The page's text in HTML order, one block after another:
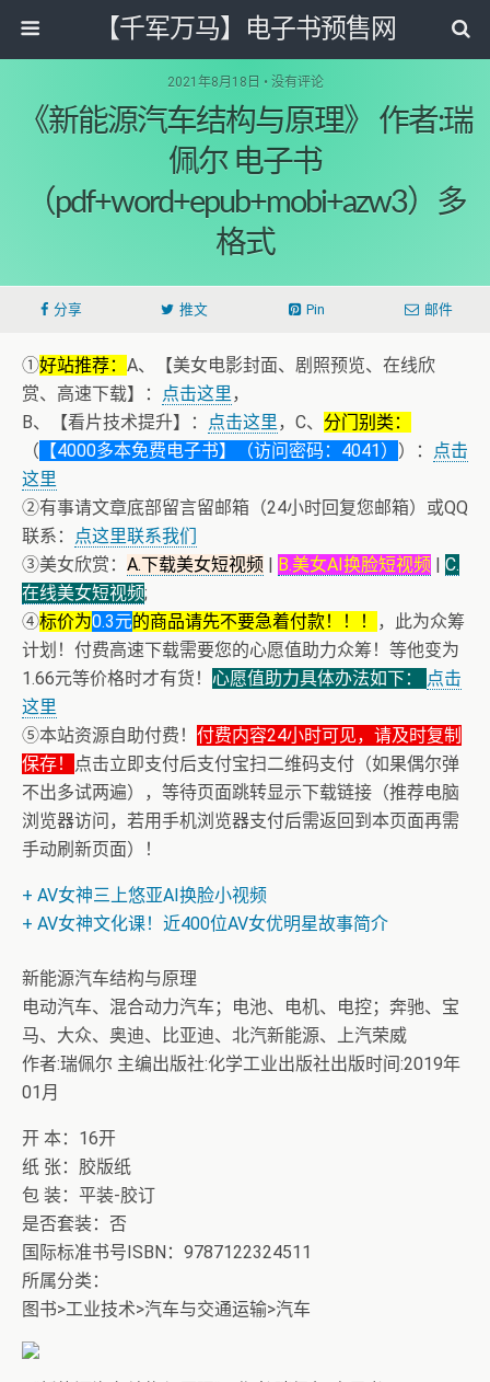
【千军万马】电子书预售网
2021年8月18日 • 没有评论
《新能源汽车结构与原理》 作者:瑞
佩尔 电子书
（pdf+word+epub+mobi+azw3）多
格式
分享 推文 Pin 邮件
①好站推荐： A、【美女电影封面、剧照预览、在线欣
赏、高速下载】：
点击这里，
B、【看片技术提升】：
点击这里，C、 分门别类：
（ 【4000多本免费电子书】（访问密码：4041） ）：
点击
这里
②有事请文章底部留言留邮箱（24小时回复您邮箱）或QQ
联系：
点这里联系我们
③美女欣赏： A.下载美女短视频 | B.美女AI换脸短视频 | C.
在线美女短视频;
④标价为0.3元的商品请先不要急着付款！！！
，此为众筹
计划！付费高速下载需要您的心愿值助力众筹！等他变为
1.66元等价格时才有货！ 心愿值助力具体办法如下：
点击
这里
⑤本站资源自助付费！ 付费内容24小时可见，请及时复制
保存！
点击立即支付后支付宝扫二维码支付（如果偶尔弹
不出多试两遍），等待页面跳转显示下载链接（推荐电脑
浏览器访问，若用手机浏览器支付后需返回到本页面再需
手动刷新页面）！
+ AV女神三上悠亚AI换脸小视频
+ AV女神文化课！近400位AV女优明星故事简介
新能源汽车结构与原理
电动汽车、混合动力汽车；电池、电机、电控；奔驰、宝
马、大众、奥迪、比亚迪、北汽新能源、上汽荣威
作者:瑞佩尔 主编出版社:化学工业出版社出版时间:2019年
01月
开 本：16开
纸 张：胶版纸
包 装：平装-胶订
是否套装：否
国际标准书号ISBN：9787122324511
所属分类：
图书>工业技术>汽车与交通运输>汽车